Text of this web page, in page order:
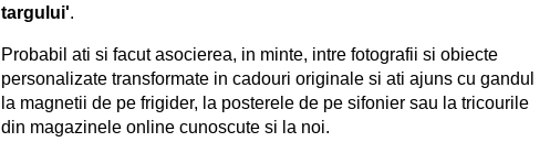
targului'.
Probabil ati si facut asocierea, in minte, intre fotografii si obiecte
personalizate transformate in cadouri originale si ati ajuns cu gandul
la magnetii de pe frigider, la posterele de pe sifonier sau la tricourile
din magazinele online cunoscute si la noi.